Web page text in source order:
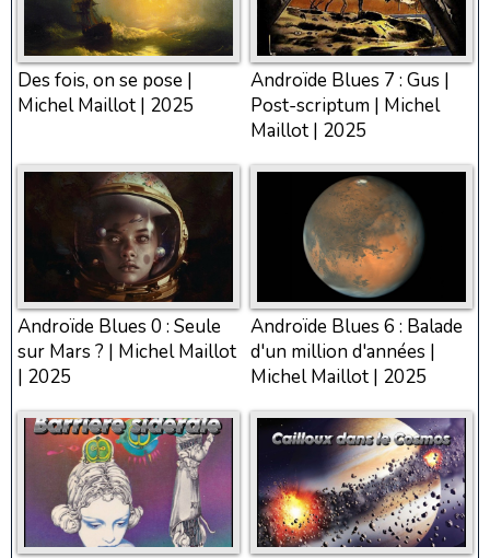
Des fois, on se pose |
Michel Maillot | 2025
Androïde Blues 7 : Gus |
Post-scriptum | Michel
Maillot | 2025
Androïde Blues 0 : Seule
sur Mars ? | Michel Maillot
| 2025
Androïde Blues 6 : Balade
d'un million d'années |
Michel Maillot | 2025